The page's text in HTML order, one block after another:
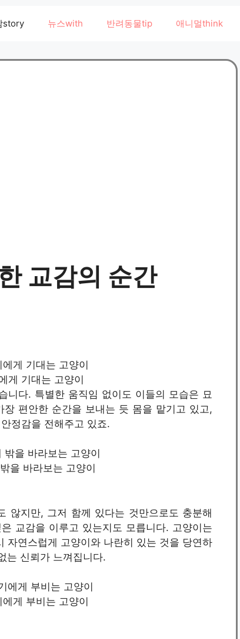
story 뉴스with 반려동물tip 애니멀think
교감의 순간
게 기대는 고양이
니다. 특별한 움직임 없이도 이들의 모습은 묘
편안한 순간을 보내는 듯 몸을 맡기고 있고,
정감을 전해주고 있죠.
을 바라보는 고양이
않지만, 그저 함께 있다는 것만으로도 충분해
교감을 이루고 있는지도 모릅니다. 고양이는
자연스럽게 고양이와 나란히 있는 것을 당연하
는 신뢰가 느껴집니다.
게 부비는 고양이